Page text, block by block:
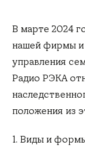
В марте 2024
нашей фирмы и
управления
Радио РЭКА
положения из
1. Виды и